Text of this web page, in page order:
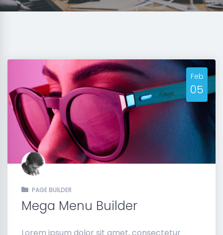
Feb
05
PAGE BUILDER
Mega Menu Builder